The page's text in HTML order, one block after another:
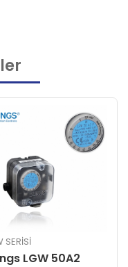
SERISI
LGW 3A1